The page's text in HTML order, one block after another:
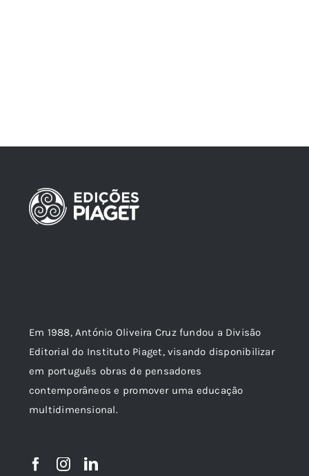
Em 1988, António Oliveira Cruz fundou a Divisão
Editorial do Instituto Piaget, visando disponibilizar
em português obras de pensadores
contemporâneos e promover uma educação
multidimensional.